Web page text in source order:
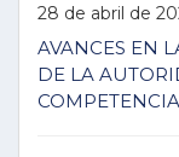
28 de abril de
AVANCES EN
DE LA
COMPETENCIA